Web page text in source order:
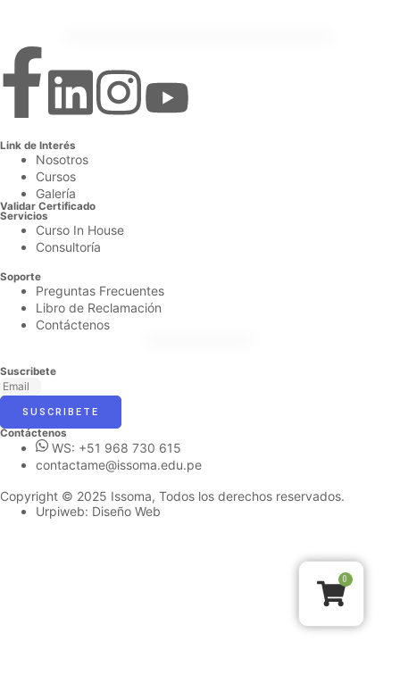
0
Link de Interés
Nosotros
Cursos
Galería
Validar Certificado
Servicios
Curso In House
Consultoría
Soporte
Preguntas Frecuentes
Libro de Reclamación
Contáctenos
Suscribete
SUSCRIBETE
Contáctenos
WS: +51 968 730 615
contactame@issoma.edu.pe
Copyright © 2025 Issoma, Todos los derechos reservados.
Urpiweb: Diseño Web